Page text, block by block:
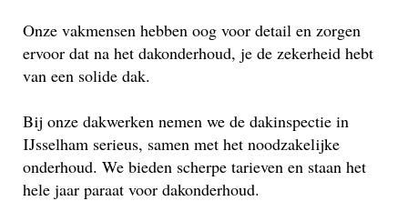
Onze vakmensen hebben oog voor detail en zorgen
ervoor dat na het dakonderhoud, je de zekerheid hebt
van een solide dak.
Bij onze dakwerken nemen we de dakinspectie in
IJsselham serieus, samen met het noodzakelijke
onderhoud. We bieden scherpe tarieven en staan het
hele jaar paraat voor dakonderhoud.